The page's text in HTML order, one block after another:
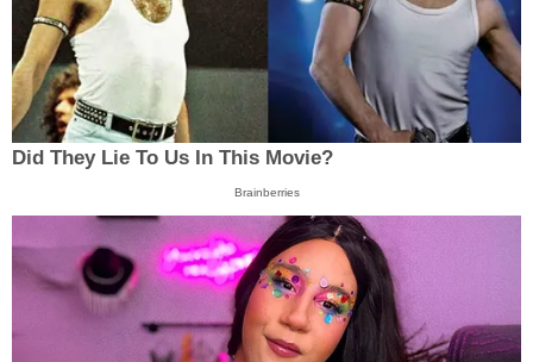
Did They Lie To Us In This Movie?
Brainberries